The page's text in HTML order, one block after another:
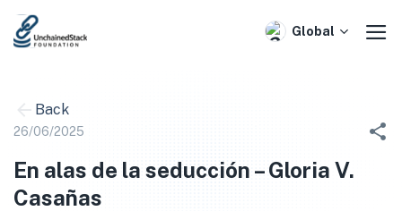
Skip
Global
Back
26/06/2025
En alas de la seducción – Gloria V.
Casañas